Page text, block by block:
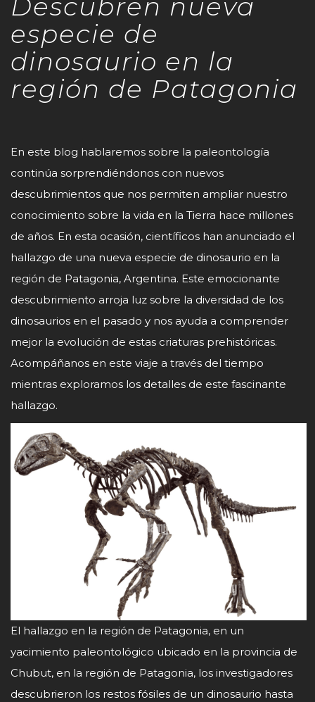
Descubren nueva
especie de
dinosaurio en la
región de Patagonia
En este blog hablaremos sobre la paleontología
continúa sorprendiéndonos con nuevos
descubrimientos que nos permiten ampliar nuestro
conocimiento sobre la vida en la Tierra hace millones
de años. En esta ocasión, científicos han anunciado el
hallazgo de una nueva especie de dinosaurio en la
región de Patagonia, Argentina. Este emocionante
descubrimiento arroja luz sobre la diversidad de los
dinosaurios en el pasado y nos ayuda a comprender
mejor la evolución de estas criaturas prehistóricas.
Acompáñanos en este viaje a través del tiempo
mientras exploramos los detalles de este fascinante
hallazgo.
El hallazgo en la región de Patagonia, en un
yacimiento paleontológico ubicado en la provincia de
Chubut, en la región de Patagonia, los investigadores
descubrieron los restos fósiles de un dinosaurio hasta